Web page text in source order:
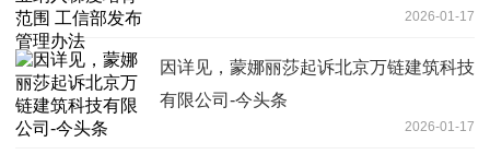
2026-01-17
因详见，蒙娜丽莎起诉北京万链建筑科技
有限公司-今头条
2026-01-17